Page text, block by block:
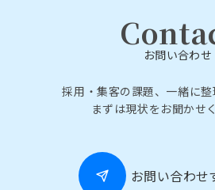
お問い合わせ
採用・集客の課題、一緒に整
まずは現状をお聞かせ
お問い合わせ